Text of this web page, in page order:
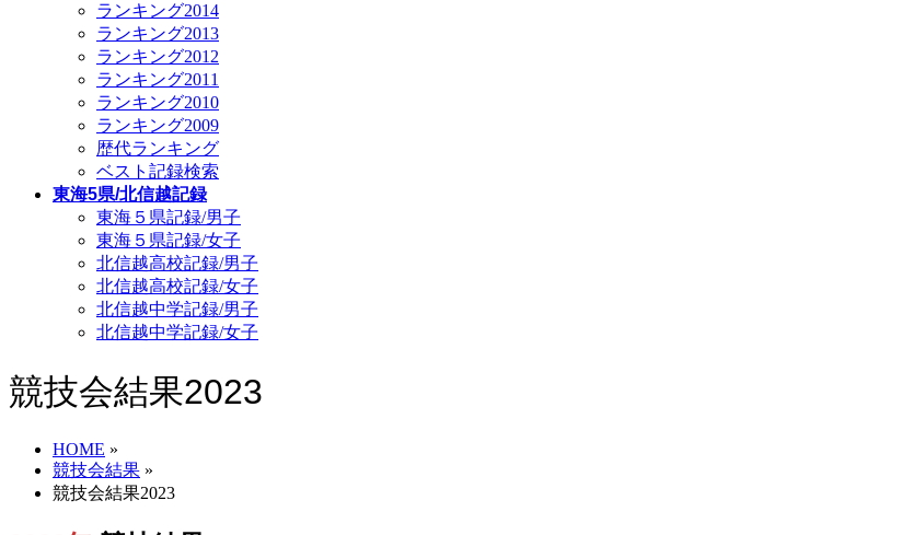
ランキング2014
ランキング2013
ランキング2012
ランキング2011
ランキング2010
ランキング2009
歴代ランキング
ベスト記録検索
東海5県/北信越記録
東海５県記録/男子
東海５県記録/女子
北信越高校記録/男子
北信越高校記録/女子
北信越中学記録/男子
北信越中学記録/女子
競技会結果2023
HOME »
競技会結果 »
競技会結果2023